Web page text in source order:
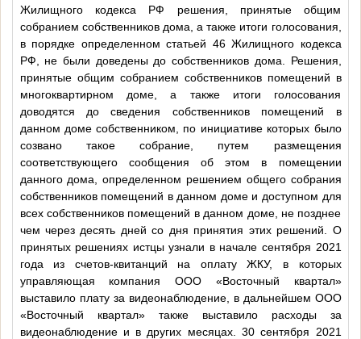
Жилищного кодекса РФ решения, принятые общим
собранием собственников дома, а также итоги голосования,
в порядке определенном статьей 46 Жилищного кодекса
РФ, не были доведены до собственников дома. Решения,
принятые общим собранием собственников помещений в
многоквартирном доме, а также итоги голосования
доводятся до сведения собственников помещений в
данном доме собственником, по инициативе которых было
созвано такое собрание, путем размещения
соответствующего сообщения об этом в помещении
данного дома, определенном решением общего собрания
собственников помещений в данном доме и доступном для
всех собственников помещений в данном доме, не позднее
чем через десять дней со дня принятия этих решений. О
принятых решениях истцы узнали в начале сентября 2021
года из счетов-квитанций на оплату ЖКУ, в которых
управляющая компания ООО «Восточный квартал»
выставило плату за видеонаблюдение, в дальнейшем ООО
«Восточный квартал» также выставило расходы за
видеонаблюдение и в других месяцах. 30 сентября 2021